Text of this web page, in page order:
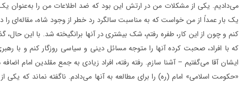
می‌دادیم. یکی از مشکلات من در ارتش این بود که ضد اطلاعات من را به‌عنوان
یک بار عمداً از من خواست که به مناسبت سالگرد رد خطر از وجود شاه، مقاله‌ای را
کنم و چون از این کار، طفره رفتم، شک بیشتری در آنها برانگیخته شد. با این
که با افراد، صحبت کرده آنها را متوجه مسائل دینی و سیاسی روزگار کنم و با
ایشان آقا می‌گفتیم – آشنا سازم. رفته رفته، افراد زیادی به جمع مقلدین امام
«حکومت اسلامی» امام (ره) را برای مطالعه به آنها می‌دادم. ناگفته نماند که یکی